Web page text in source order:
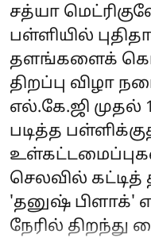
சத்யா
பள்ளியில்
தளங்களைக்
திறப்பு விழா
எல்.கே.ஜி முதல்
படித்த
செலவில் கட்டித்
'தனுஷ் பிளாக்'
நேரில் திறந்து